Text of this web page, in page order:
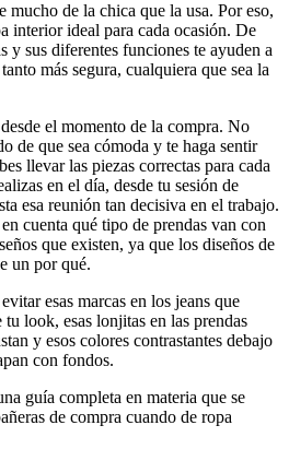
de la chica que la usa. Por eso,
interior ideal para cada ocasión. De
y sus diferentes funciones te ayuden a
más segura, cualquiera que sea la
el momento de la compra. No
de que sea cómoda y te haga sentir
llevar las piezas correctas para cada
en el día, desde tu sesión de
esa reunión tan decisiva en el trabajo.
cuenta qué tipo de prendas van con
que existen, ya que los diseños de
un por qué.
esas marcas en los jeans que
look, esas lonjitas en las prendas
y esos colores contrastantes debajo
con fondos.
guía completa en materia que se
de compra cuando de ropa